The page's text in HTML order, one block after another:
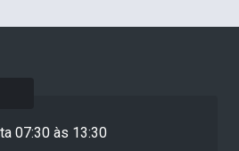
07:30 às 13:30